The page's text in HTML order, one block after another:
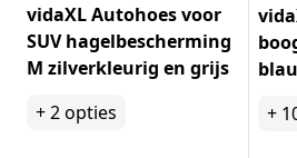
vidaXL Autohoes voor
SUV hagelbescherming
M zilverkleurig en grijs
+2opties
+